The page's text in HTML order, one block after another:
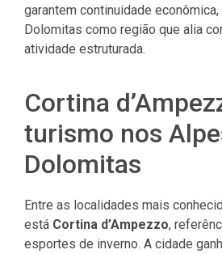
garantem continuidade
Dolomitas como região que alia
atividade estruturada.
Cortina
turismo nos
Dolomitas
Entre as localidades mais
está Cortina d’Ampezzo,
esportes de inverno. A cidade